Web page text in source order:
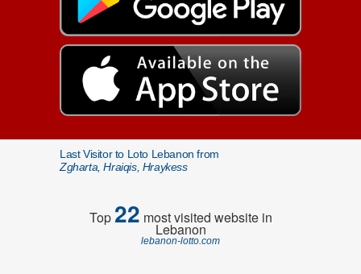
Last Visitor to Loto Lebanon from
Zgharta, Hraiqis, Hraykess
Top22 most visited website in
Lebanon
lebanon-lotto.com